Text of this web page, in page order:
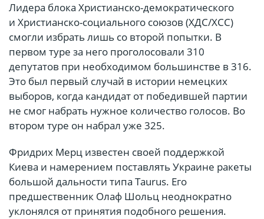
Лидера блока Христианско-демократического
и Христианско-социального союзов (ХДС/ХСС)
смогли избрать лишь со второй попытки. В
первом туре за него проголосовали 310
депутатов при необходимом большинстве в 316.
Это был первый случай в истории немецких
выборов, когда кандидат от победившей партии
не смог набрать нужное количество голосов. Во
втором туре он набрал уже 325.
Фридрих Мерц известен своей поддержкой
Киева и намерением поставлять Украине ракеты
большой дальности типа Taurus. Его
предшественник Олаф Шольц неоднократно
уклонялся от принятия подобного решения.